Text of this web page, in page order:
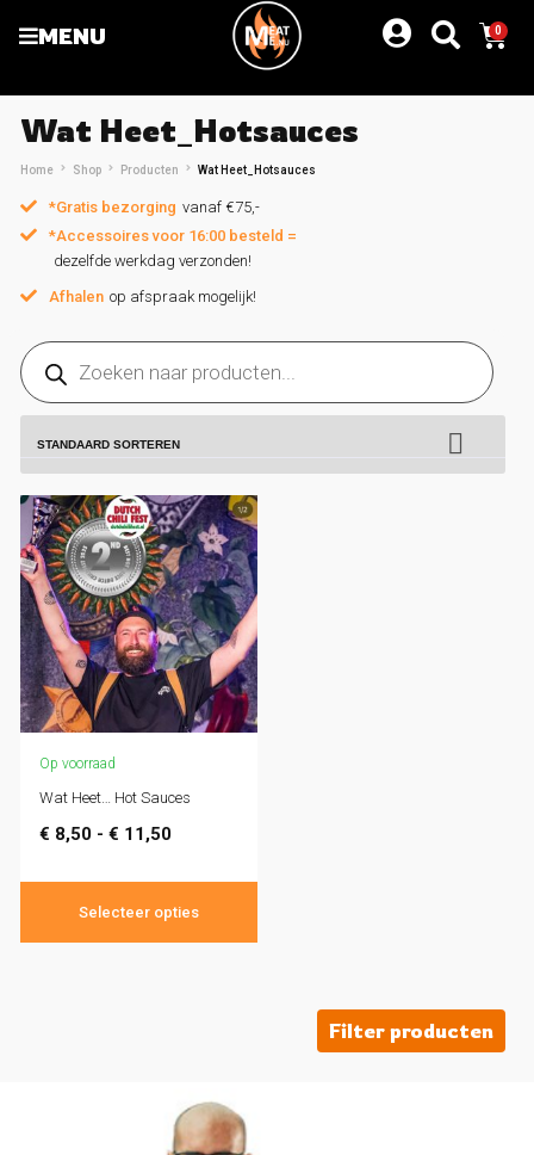
MENU 0
Wat Heet_Hotsauces
Home Shop Producten Wat Heet_Hotsauces
*Gratis bezorging vanaf €75,-
*Accessoires voor 16:00 besteld =
dezelfde werkdag verzonden!
Afhalen op afspraak mogelijk!
Op voorraad
Wat Heet… Hot Sauces
€ 8,50 - € 11,50
Selecteer opties
Filter producten